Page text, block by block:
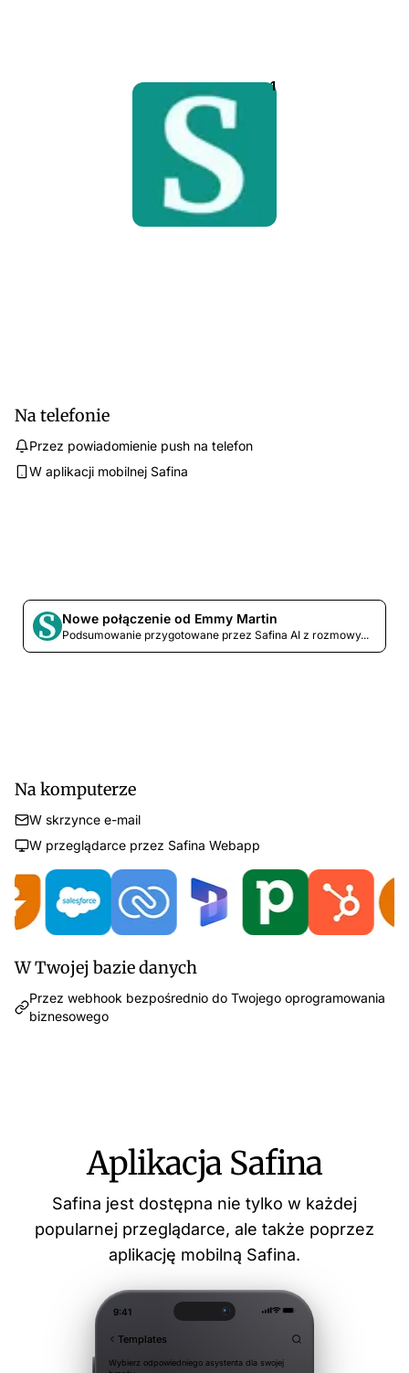
1
Na telefonie
Przez powiadomienie push na telefon
W aplikacji mobilnej Safina
Nowe połączenie od Emmy Martin
Podsumowanie przygotowane przez Safina AI z rozmowy...
Na komputerze
W skrzynce e-mail
W przeglądarce przez Safina Webapp
W Twojej bazie danych
Przez webhook bezpośrednio do Twojego oprogramowania
biznesowego
Aplikacja Safina
Safina jest dostępna nie tylko w każdej
popularnej przeglądarce, ale także poprzez
aplikację mobilną Safina.
9:41
Templates
Wybierz odpowiedniego asystenta dla swojej